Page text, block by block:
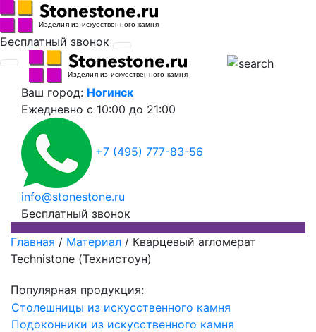
Бесплатный звонок
Ваш город: Ногинск
Ежедневно с 10:00 до 21:00
+7 (495) 777-83-56
info@stonestone.ru
Бесплатный звонок
Главная / Материал / Кварцевый агломерат
Technistone (Технистоун)
Популярная продукция:
Столешницы из искусственного камня
Подоконники из искусственного камня